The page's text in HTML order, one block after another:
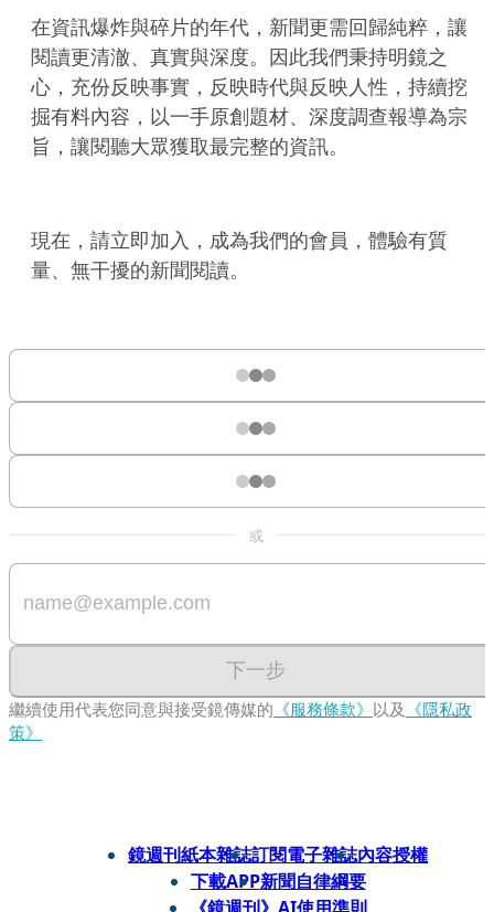
在資訊爆炸與碎片的年代，新聞更需回歸純粹，讓
閱讀更清澈、真實與深度。因此我們秉持明鏡之
心，充份反映事實，反映時代與反映人性，持續挖
掘有料內容，以一手原創題材、深度調查報導為宗
旨，讓閱聽大眾獲取最完整的資訊。
現在，請立即加入，成為我們的會員，體驗有質
量、無干擾的新聞閱讀。
或
下一步
繼續使用代表您同意與接受鏡傳媒的 《服務條款》 以及 《隱私政
策》
鏡週刊紙本雜誌訂閱電子雜誌內容授權
下載APP新聞自律綱要